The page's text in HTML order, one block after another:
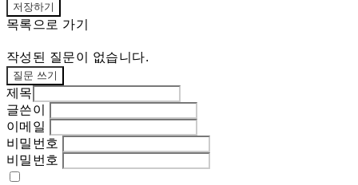
저장하기
목록으로 가기
작성된 질문이 없습니다.
질문 쓰기
제목
글쓴이
이메일
비밀번호
비밀번호